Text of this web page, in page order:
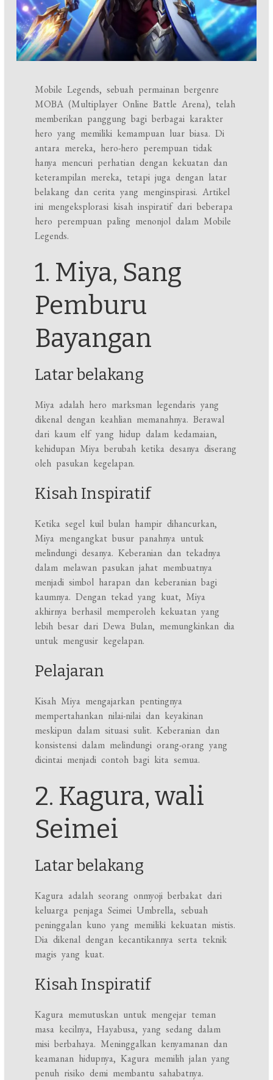
Mobile Legends, sebuah permainan bergenre
MOBA (Multiplayer Online Battle Arena), telah
memberikan panggung bagi berbagai karakter
hero yang memiliki kemampuan luar biasa. Di
antara mereka, hero-hero perempuan tidak
hanya mencuri perhatian dengan kekuatan dan
keterampilan mereka, tetapi juga dengan latar
belakang dan cerita yang menginspirasi. Artikel
ini mengeksplorasi kisah inspiratif dari beberapa
hero perempuan paling menonjol dalam Mobile
Legends.
1. Miya, Sang
Pemburu
Bayangan
Latar belakang
Miya adalah hero marksman legendaris yang
dikenal dengan keahlian memanahnya. Berawal
dari kaum elf yang hidup dalam kedamaian,
kehidupan Miya berubah ketika desanya diserang
oleh pasukan kegelapan.
Kisah Inspiratif
Ketika segel kuil bulan hampir dihancurkan,
Miya mengangkat busur panahnya untuk
melindungi desanya. Keberanian dan tekadnya
dalam melawan pasukan jahat membuatnya
menjadi simbol harapan dan keberanian bagi
kaumnya. Dengan tekad yang kuat, Miya
akhirnya berhasil memperoleh kekuatan yang
lebih besar dari Dewa Bulan, memungkinkan dia
untuk mengusir kegelapan.
Pelajaran
Kisah Miya mengajarkan pentingnya
mempertahankan nilai-nilai dan keyakinan
meskipun dalam situasi sulit. Keberanian dan
konsistensi dalam melindungi orang-orang yang
dicintai menjadi contoh bagi kita semua.
2. Kagura, wali
Seimei
Latar belakang
Kagura adalah seorang onmyoji berbakat dari
keluarga penjaga Seimei Umbrella, sebuah
peninggalan kuno yang memiliki kekuatan mistis.
Dia dikenal dengan kecantikannya serta teknik
magis yang kuat.
Kisah Inspiratif
Kagura memutuskan untuk mengejar teman
masa kecilnya, Hayabusa, yang sedang dalam
misi berbahaya. Meninggalkan kenyamanan dan
keamanan hidupnya, Kagura memilih jalan yang
penuh risiko demi membantu sahabatnya.